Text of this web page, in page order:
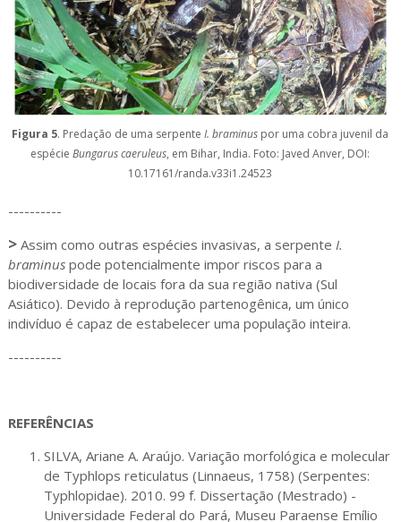
Figura 5. Predação de uma serpenteI. braminus por uma cobra juvenil da
espécieBungarus caeruleus, em Bihar, India. Foto: Javed Anver, DOI:
10.17161/randa.v33i1.24523
----------
>Assim como outras espécies invasivas, a serpente I.
braminuspode potencialmente impor riscos para a
biodiversidade de locais fora da sua região nativa (Sul
Asiático). Devido à reprodução partenogênica, um único
indivíduo é capaz de estabelecer uma população inteira.
----------
REFERÊNCIAS
SILVA, Ariane A. Araújo. Variação morfológica e molecular
de Typhlops reticulatus (Linnaeus, 1758) (Serpentes:
Typhlopidae). 2010. 99 f. Dissertação (Mestrado) -
Universidade Federal do Pará, Museu Paraense Emílio